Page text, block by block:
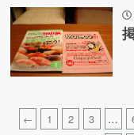
← 1 2 3 …